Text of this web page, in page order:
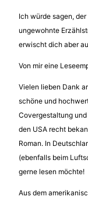
Ich würde sagen,
ungewohnte
erwischt dich aber
Von mir eine
Vielen lieben Dank
schöne und
Covergestaltung
den USA recht
Roman. In
(ebenfalls beim
gerne lesen möchte!
Aus dem